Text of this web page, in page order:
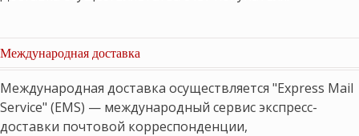
Международная доставка
Международная доставка осуществляется "Express Mail
Service" (EMS) — международный сервис экспресс-
доставки почтовой корреспонденции,